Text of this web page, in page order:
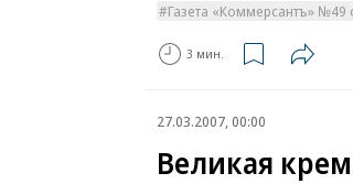
Газета «Коммерсантъ» №49
3 мин.
27.03.2007, 00:00
Великая